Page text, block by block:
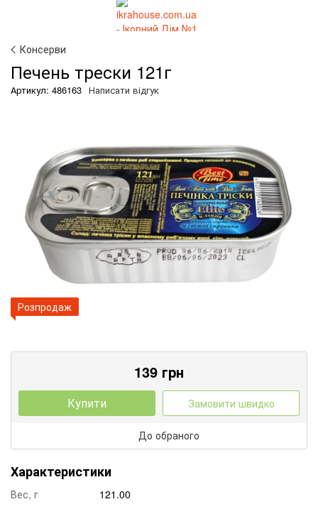
Консерви
Печень трески 121г
Артикул: 486163 Написати відгук
Розпродаж
139 грн
Купити Замовити швидко
До обраного
Характеристики
Вес, г
121.00